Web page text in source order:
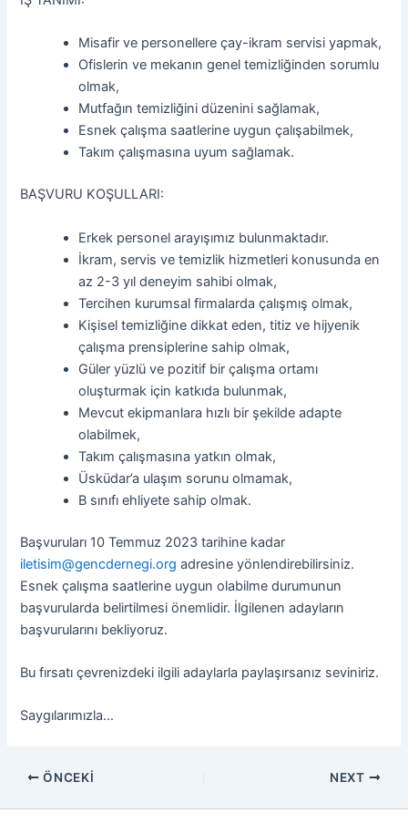
Misafir ve personellere çay-ikram servisi yapmak,
Ofislerin ve mekanın genel temizliğinden sorumlu
olmak,
Mutfağın temizliğini düzenini sağlamak,
Esnek çalışma saatlerine uygun çalışabilmek,
Takım çalışmasına uyum sağlamak.
BAŞVURU KOŞULLARI:
Erkek personel arayışımız bulunmaktadır.
İkram, servis ve temizlik hizmetleri konusunda en
az 2-3 yıl deneyim sahibi olmak,
Tercihen kurumsal firmalarda çalışmış olmak,
Kişisel temizliğine dikkat eden, titiz ve hijyenik
çalışma prensiplerine sahip olmak,
Güler yüzlü ve pozitif bir çalışma ortamı
oluşturmak için katkıda bulunmak,
Mevcut ekipmanlara hızlı bir şekilde adapte
olabilmek,
Takım çalışmasına yatkın olmak,
Üsküdar’a ulaşım sorunu olmamak,
B sınıfı ehliyete sahip olmak.
Başvuruları 10 Temmuz 2023 tarihine kadar
iletisim@gencdernegi.org adresine yönlendirebilirsiniz.
Esnek çalışma saatlerine uygun olabilme durumunun
başvurularda belirtilmesi önemlidir. İlgilenen adayların
başvurularını bekliyoruz.
Bu fırsatı çevrenizdeki ilgili adaylarla paylaşırsanız seviniriz.
Saygılarımızla…
ÖNCEKI NEXT